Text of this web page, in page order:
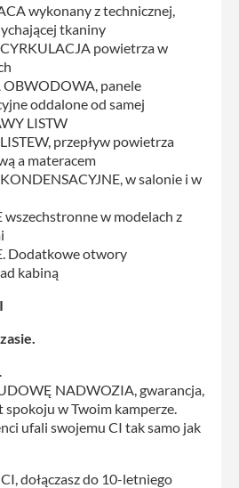
wykonany z technicznej,
tkaniny
powietrza w
OBWODOWA, panele
oddalone od samej
LISTW
przepływ powietrza
a materacem
w salonie i w
wszechstronne w modelach z
Dodatkowe otwory
kabiną
NADWOZIA, gwarancja,
w Twoim kamperze.
ufali swojemu CI tak samo jak
dołączasz do 10-letniego